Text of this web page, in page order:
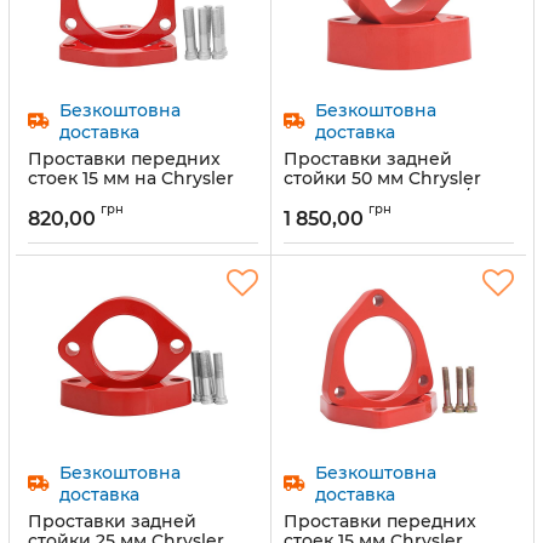
Безкоштовна
доставка
Проставки передних
стоек 15 мм на Chrysler
15-017/15)
Артикул: 1029-15-017/15
820,00 грн
Безкоштовна
доставка
Проставки задней
стойки 50 мм Chrysler
Serbing (1029-15-008/50)
Артикул: 1029-15-008/50
1 850,00 грн
Безкоштовна
доставка
Проставки задней
Безкоштовна
доставка
Проставки передних